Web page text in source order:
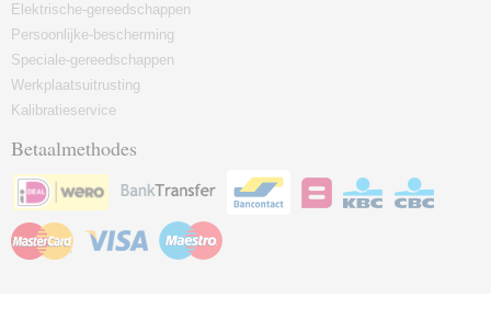
Elektrische-gereedschappen
Persoonlijke-bescherming
Speciale-gereedschappen
Werkplaatsuitrusting
Kalibratieservice
Betaalmethodes